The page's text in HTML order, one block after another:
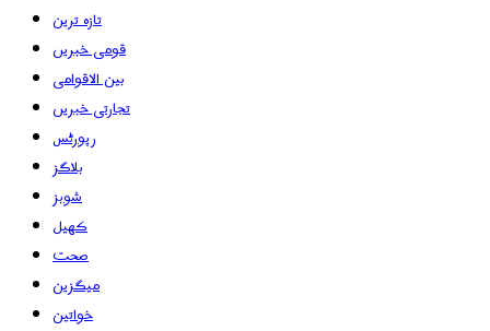
تازہ ترین
قومی خبریں
بین الاقوامی
تجارتی خبریں
رپورٹس
بلاگز
شوبز
کھیل
صحت
میگزین
خواتین